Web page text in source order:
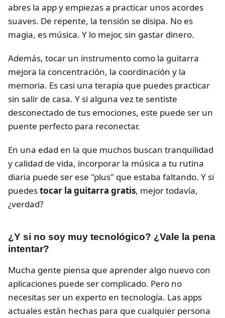
abres la app y empiezas a practicar unos acordes
suaves. De repente, la tensión se disipa. No es
magia, es música. Y lo mejor, sin gastar dinero.
Además, tocar un instrumento como la guitarra
mejora la concentración, la coordinación y la
memoria. Es casi una terapia que puedes practicar
sin salir de casa. Y si alguna vez te sentiste
desconectado de tus emociones, este puede ser un
puente perfecto para reconectar.
En una edad en la que muchos buscan tranquilidad
y calidad de vida, incorporar la música a tu rutina
diaria puede ser ese "plus" que estaba faltando. Y si
puedestocar la guitarra gratis, mejor todavía,
¿verdad?
¿Y si no soy muy tecnológico? ¿Vale la pena
intentar?
Mucha gente piensa que aprender algo nuevo con
aplicaciones puede ser complicado. Pero no
necesitas ser un experto en tecnología. Las apps
actuales están hechas para que cualquier persona